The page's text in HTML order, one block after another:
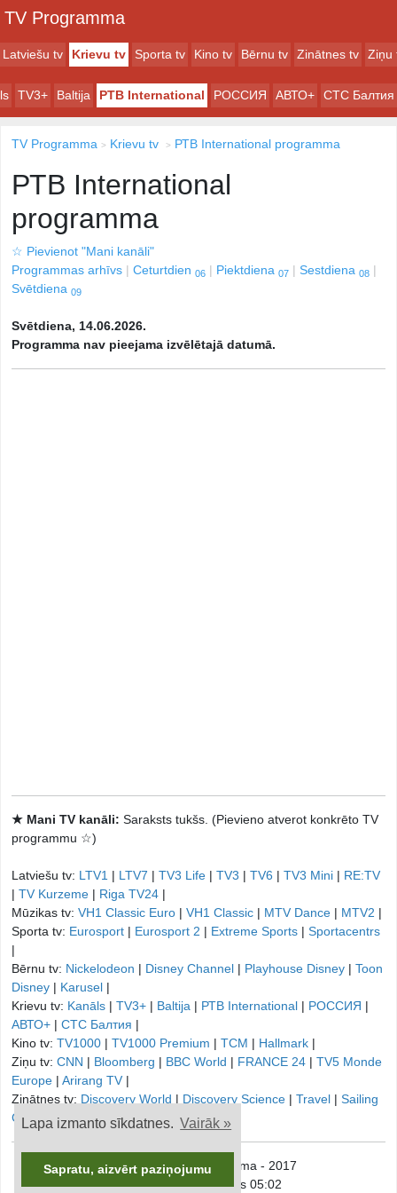
Lapa izmanto sīkdatnes. Vairāk »
Sapratu, aizvērt paziņojumu
TV Programma
Latviešu tv Krievu tv Sporta tv Kino tv Bērnu tv Zinātnes tv Ziņu
TV3+ Baltija РТB International РОССИЯ АВТО+ СТС Балтия
TV Programma Krievu tv РТB International programma
РТB International
programma
☆ Pievienot "Mani kanāli"
Programmas arhīvs
Ceturtdien 06 Piektdiena 07 Sestdiena 08
Svētdiena 09
Svētdiena, 14.06.2026.
Programma nav pieejama izvēlētajā datumā.
★ Mani TV kanāli: Saraksts tukšs. (Pievieno atverot konkrēto TV
programmu ☆)
Latviešu tv: LTV1 | LTV7 | TV3 Life | TV3 | TV6 | TV3 Mini | RE:TV
| TV Kurzeme | Riga TV24 |
Mūzikas tv: VH1 Classic Euro | VH1 Classic | MTV Dance | MTV2 |
Sporta tv: Eurosport | Eurosport 2 | Extreme Sports | Sportacentrs
|
Bērnu tv: Nickelodeon | Disney Channel | Playhouse Disney | Toon
Disney | Karusel |
Krievu tv: Kanāls | TV3+ | Baltija | РТB International | РОССИЯ |
АВТО+ | СТС Балтия |
Kino tv: TV1000 | TV1000 Premium | TCM | Hallmark |
Ziņu tv: CNN | Bloomberg | BBC World | FRANCE 24 | TV5 Monde
Europe | Arirang TV |
Zinātnes tv: Discovery World | Discovery Science | Travel | Sailing
Channel|
© onTV.LV - TV Programma - 2017
Ceturtdiena, 6. augusts 05:02